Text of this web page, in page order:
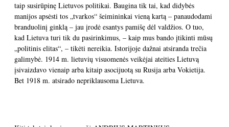
taip susirūpinę Lietuvos politikai. Baugina tik tai, kad didybės
manijos apsėsti tos „tvarkos“ šeimininkai vieną kartą – panaudodami
branduolinį ginklą – jau įrodė esantys pamišę dėl valdžios. O tuo,
kad Lietuva turi tik du pasirinkimus, – kaip mus bando įtikinti mūsų
„politinis elitas“, – tikėti nereikia. Istorijoje dažnai atsiranda trečia
galimybė. 1914 m. lietuvių visuomenės veikėjai ateities Lietuvą
įsivaizdavo vienaip arba kitaip asocijuotą su Rusija arba Vokietija.
Bet 1918 m. atsirado nepriklausoma Lietuva.